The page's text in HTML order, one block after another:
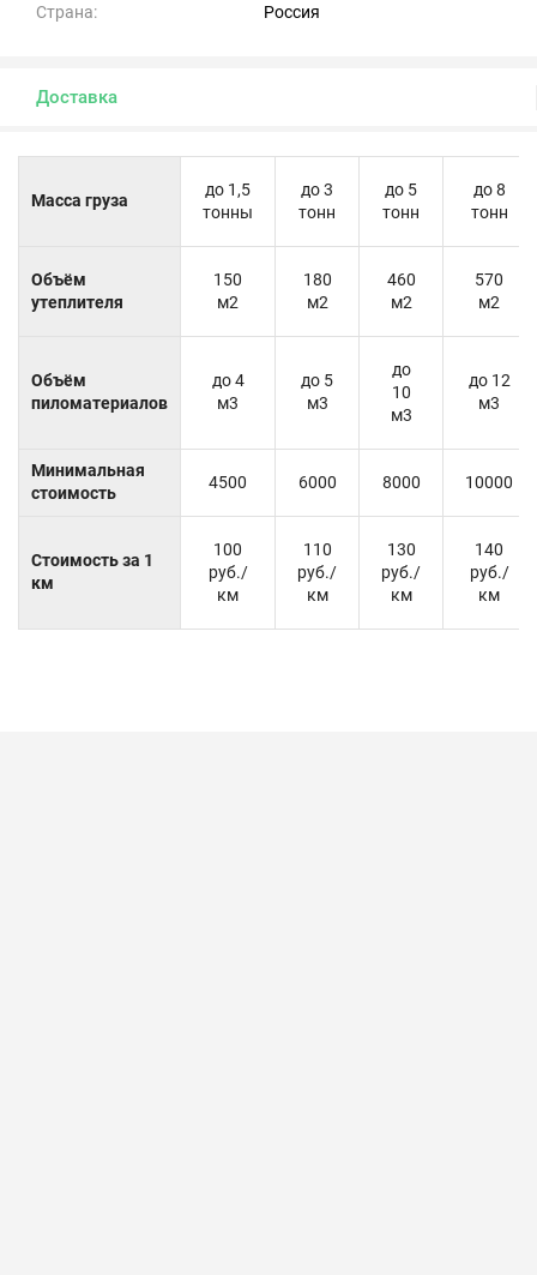
Страна:
Россия
Доставка
Масса груза
до 1,5
тонны
до 3
тонн
до 5
тонн
до 8
тонн
Объём
утеплителя
150
м2
180
м2
460
м2
570
м2
Объём
пиломатериалов
до 4
м3
до 5
м3
до
10
м3
до 12
м3
Минимальная
стоимость
4500 6000 8000 10000
Стоимость за 1
км
100
руб./
км
110
руб./
км
130
руб./
км
140
руб./
км